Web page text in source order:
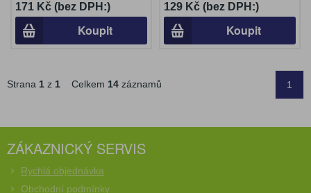
171 Kč (bez DPH:)
Koupit
129 Kč (bez DPH:)
Koupit
Strana 1 z 1 Celkem 14 záznamů 1
ZÁKAZNICKÝ SERVIS
Rychlá objednávka
Obchodní podmínky